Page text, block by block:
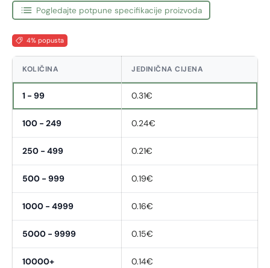
Pogledajte potpune specifikacije proizvoda
4% popusta
KOLIČINA JEDINIČNA CIJENA
1 - 99 0.31€
100 - 249 0.24€
250 - 499 0.21€
500 - 999 0.19€
1000 - 4999 0.16€
5000 - 9999 0.15€
10000+ 0.14€